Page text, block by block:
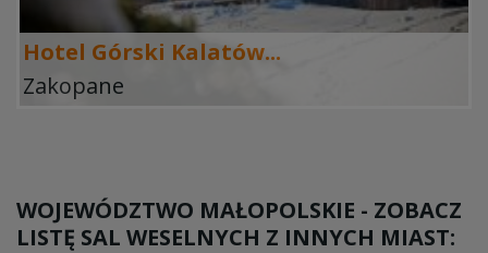
Hotel Górski Kalatów...
Zakopane
WOJEWÓDZTWO MAŁOPOLSKIE - ZOBACZ
LISTĘ SAL WESELNYCH Z INNYCH MIAST: